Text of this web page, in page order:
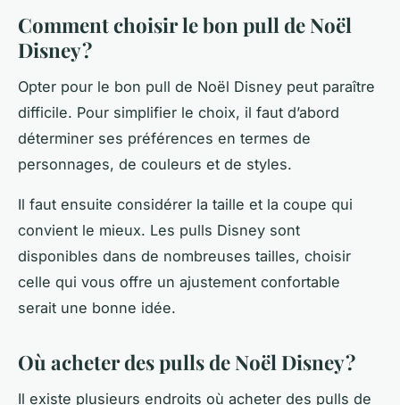
Comment choisir le bon pull de Noël
Disney ?
Opter pour le bon pull de Noël Disney peut paraître
difficile. Pour simplifier le choix, il faut d’abord
déterminer ses préférences en termes de
personnages, de couleurs et de styles.
Il faut ensuite considérer la taille et la coupe qui
convient le mieux. Les pulls Disney sont
disponibles dans de nombreuses tailles, choisir
celle qui vous offre un ajustement confortable
serait une bonne idée.
Où acheter des pulls de Noël Disney ?
Il existe plusieurs endroits où acheter des pulls de